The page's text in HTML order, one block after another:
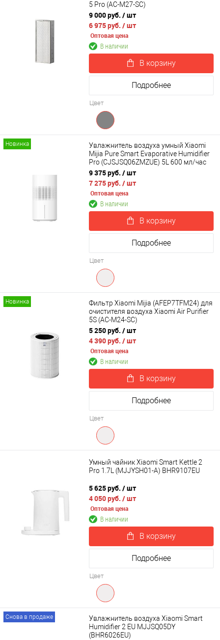
5 Pro (AC-M27-SC)
9 000 руб. / шт
6 975 руб. / шт
Оптовая цена
В наличии
В корзину
Подробнее
Цвет
Новинка
Увлажнитель воздуха умный Xiaomi
Mijia Pure Smart Evaporative Humidifier
Pro (CJSJSQ06ZMZUE) 5L 600 мл/час
9 375 руб. / шт
7 275 руб. / шт
Оптовая цена
В наличии
В корзину
Подробнее
Цвет
Новинка
Фильтр Xiaomi Mijia (AFEP7TFM24) для
очистителя воздуха Xiaomi Air Purifier
5S (AC-M24-SC)
5 250 руб. / шт
4 390 руб. / шт
Оптовая цена
В наличии
В корзину
Подробнее
Цвет
Умный чайник Xiaomi Smart Kettle 2
Pro 1.7L (MJJYSH01-A) BHR9107EU
5 625 руб. / шт
4 050 руб. / шт
Оптовая цена
В наличии
В корзину
Подробнее
Цвет
Снова в продаже
Увлажнитель воздуха Xiaomi Smart
Humidifier 2 EU MJJSQ05DY
(BHR6026EU)